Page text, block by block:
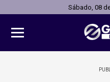
Sábado, 08